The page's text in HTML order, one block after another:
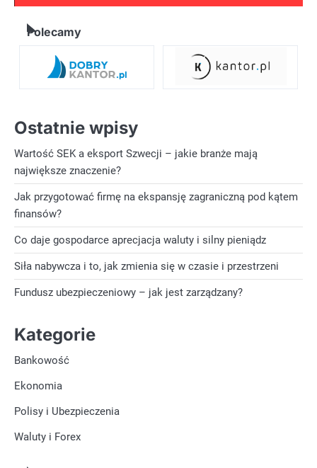
Polecamy
Ostatnie wpisy
Wartość SEK a eksport Szwecji – jakie branże mają
największe znaczenie?
Jak przygotować firmę na ekspansję zagraniczną pod kątem
finansów?
Co daje gospodarce aprecjacja waluty i silny pieniądz
Siła nabywcza i to, jak zmienia się w czasie i przestrzeni
Fundusz ubezpieczeniowy – jak jest zarządzany?
Kategorie
Bankowość
Ekonomia
Polisy i Ubezpieczenia
Waluty i Forex